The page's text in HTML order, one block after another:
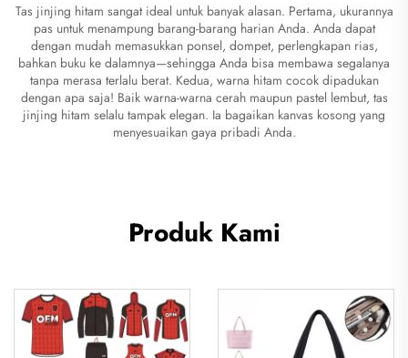
Tas jinjing hitam sangat ideal untuk banyak alasan. Pertama, ukurannya
pas untuk menampung barang-barang harian Anda. Anda dapat
dengan mudah memasukkan ponsel, dompet, perlengkapan rias,
bahkan buku ke dalamnya—sehingga Anda bisa membawa segalanya
tanpa merasa terlalu berat. Kedua, warna hitam cocok dipadukan
dengan apa saja! Baik warna-warna cerah maupun pastel lembut, tas
jinjing hitam selalu tampak elegan. Ia bagaikan kanvas kosong yang
menyesuaikan gaya pribadi Anda.
Produk Kami